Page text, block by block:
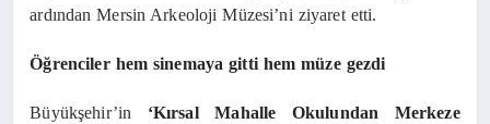
ardından Mersin Arkeoloji Müzesi’ni ziyaret etti.
Öğrenciler hem sinemaya gitti hem müze gezdi
Büyükşehir’in ‘Kırsal Mahalle Okulundan Merkeze